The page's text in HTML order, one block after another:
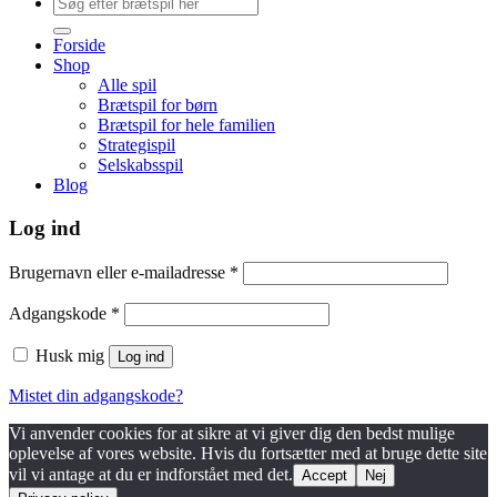
efter:
Forside
Shop
Alle spil
Brætspil for børn
Brætspil for hele familien
Strategispil
Selskabsspil
Blog
Log ind
Brugernavn eller e-mailadresse *
Adgangskode *
Husk mig Log ind
Mistet din adgangskode?
Vi anvender cookies for at sikre at vi giver dig den bedst mulige
oplevelse af vores website. Hvis du fortsætter med at bruge dette site
vil vi antage at du er indforstået med det. Accept
Nej